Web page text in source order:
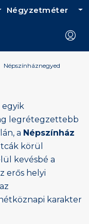
Négyzetméter
Népszínháznegyed
egyik
legrétegzettebb
a Népszínház
körül
kevésbé a
erős helyi
karakter